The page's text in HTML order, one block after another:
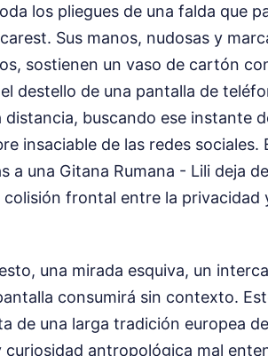
los pliegues de una falda que
Sus manos, nudosas y
sostienen un vaso de cartón
destello de una pantalla de
buscando ese instante
insaciable de las redes sociales.
a una Gitana Rumana - Lili deja
frontal entre la privacidad
una mirada esquiva, un
consumirá sin contexto.
de una larga tradición europea de
antropológica mal